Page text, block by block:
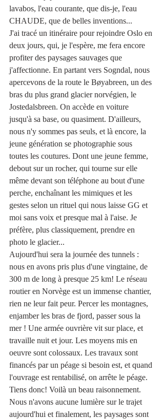
lavabos, l'eau courante, que dis-je, l'eau
CHAUDE, que de belles inventions...
J'ai tracé un itinéraire pour rejoindre Oslo en
deux jours, qui, je l'espère, me fera encore
profiter des paysages sauvages que
j'affectionne. En partant vers Sogndal, nous
apercevons de la route le Bøyabreen, un des
bras du plus grand glacier norvégien, le
Jostedalsbreen. On accède en voiture
jusqu'à sa base, ou quasiment. D'ailleurs,
nous n'y sommes pas seuls, et là encore, la
jeune génération se photographie sous
toutes les coutures. Dont une jeune femme,
debout sur un rocher, qui tourne sur elle
même devant son téléphone au bout d'une
perche, enchaînant les mimiques et les
gestes selon un rituel qui nous laisse GG et
moi sans voix et presque mal à l'aise. Je
préfère, plus classiquement, prendre en
photo le glacier...
Aujourd'hui sera la journée des tunnels :
nous en avons pris plus d'une vingtaine, de
300 m de long à presque 25 km! Le réseau
routier en Norvège est un immense chantier,
rien ne leur fait peur. Percer les montagnes,
enjamber les bras de fjord, passer sous la
mer ! Une armée ouvrière vit sur place, et
travaille nuit et jour. Les moyens mis en
oeuvre sont colossaux. Les travaux sont
financés par un péage si besoin est, et quand
l'ouvrage est rentabilisé, on arrête le péage.
Tiens donc! Voilà un beau raisonnement.
Nous n'avons aucune lumière sur le trajet
aujourd'hui et finalement, les paysages sont